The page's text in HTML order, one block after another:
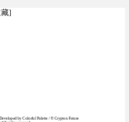
]
by Colorful Palette / © Crypton Future